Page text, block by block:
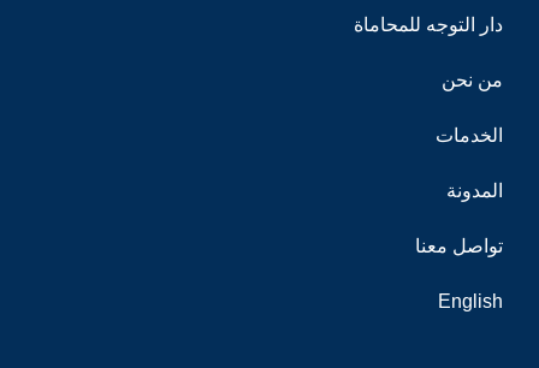
دار التوجه للمحاماة
من نحن
الخدمات
المدونة
تواصل معنا
English